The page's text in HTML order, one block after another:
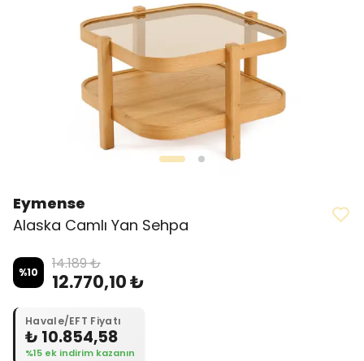
Eymense
Alaska Camlı Yan Sehpa
%10 14.189 ₺
12.770,10 ₺
Havale/EFT Fiyatı
₺ 10.854,58
%15 ek indirim kazanın